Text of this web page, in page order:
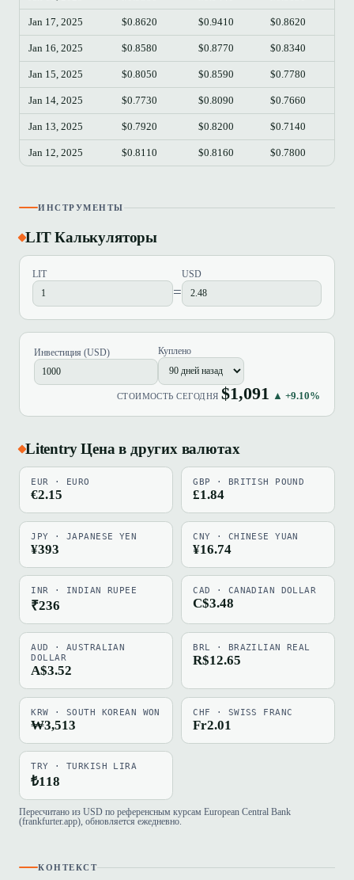
Jan 17, 2025 $0.8620 $0.9410 $0.8620
Jan 16, 2025 $0.8580 $0.8770 $0.8340
Jan 15, 2025 $0.8050 $0.8590 $0.7780
Jan 14, 2025 $0.7730 $0.8090 $0.7660
Jan 13, 2025 $0.7920 $0.8200 $0.7140
Jan 12, 2025 $0.8110 $0.8160 $0.7800
ИНСТРУМЕНТЫ
LIT Калькуляторы
LIT
=
USD
Инвестиция (USD) Куплено
СТОИМОСТЬ СЕГОДНЯ $1,091 ▲ +9.10%
Litentry Цена в других валютах
EUR · EURO
€2.15
GBP · BRITISH POUND
£1.84
JPY · JAPANESE YEN
¥393
CNY · CHINESE YUAN
¥16.74
INR · INDIAN RUPEE
₹236
CAD · CANADIAN DOLLAR
C$3.48
AUD · AUSTRALIAN
DOLLAR
A$3.52
BRL · BRAZILIAN REAL
R$12.65
KRW · SOUTH KOREAN WON
₩3,513
CHF · SWISS FRANC
Fr2.01
TRY · TURKISH LIRA
₺118
Пересчитано из USD по референсным курсам European Central Bank
(frankfurter.app), обновляется ежедневно.
КОНТЕКСТ